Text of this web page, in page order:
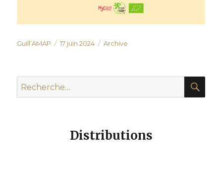
Auteur
Guill’AMAP
Publié
17 juin 2024 Catégories
Archive
Recherche
pour :
Distributions